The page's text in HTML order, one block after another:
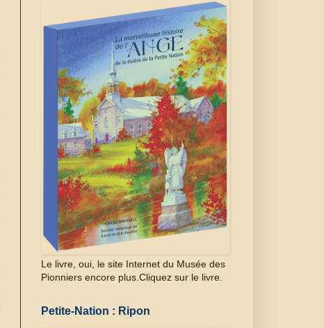
Le livre, oui, le site Internet du Musée des
Pionniers encore plus.Cliquez sur le livre.
Petite-Nation : Ripon